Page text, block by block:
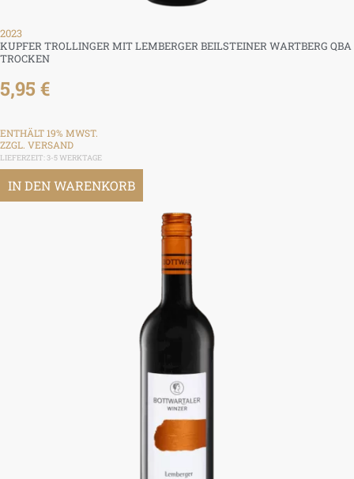
2023
KUPFER TROLLINGER MIT LEMBERGER BEILSTEINER WARTBERG QBA
TROCKEN
5,95 €
ENTHÄLT 19% MWST.
ZZGL. VERSAND
LIEFERZEIT: 3-5 WERKTAGE
IN DEN WARENKORB